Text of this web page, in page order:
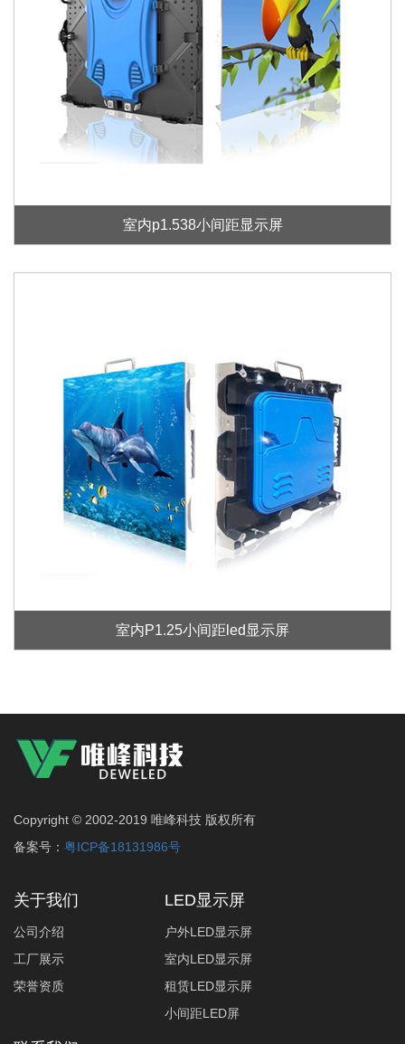
室内p1.538小间距显示屏
室内P1.25小间距led显示屏
Copyright © 2002-2019 唯峰科技 版权所有
备案号： 粤ICP备18131986号
关于我们
公司介绍
工厂展示
荣誉资质
LED显示屏
户外LED显示屏
室内LED显示屏
租赁LED显示屏
小间距LED屏